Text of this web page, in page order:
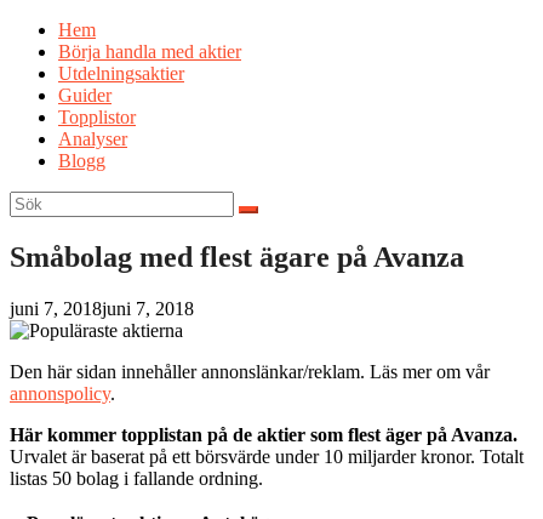
Hem
Börja handla med aktier
Utdelningsaktier
Guider
Topplistor
Analyser
Blogg
Sök
efter:
Småbolag med flest ägare på Avanza
juni 7, 2018juni 7, 2018
Den här sidan innehåller annonslänkar/reklam. Läs mer om vår
annonspolicy.
Här kommer topplistan på de aktier som flest äger på Avanza.
Urvalet är baserat på ett börsvärde under 10 miljarder kronor. Totalt
listas 50 bolag i fallande ordning.